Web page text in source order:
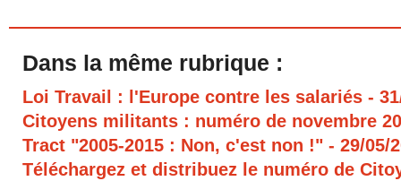
Dans la même rubrique :
Loi Travail : l'Europe contre les salariés -
Citoyens militants : numéro de novembre
Tract "2005-2015 : Non, c'est non !" - 29/05/
Téléchargez et distribuez le numéro de